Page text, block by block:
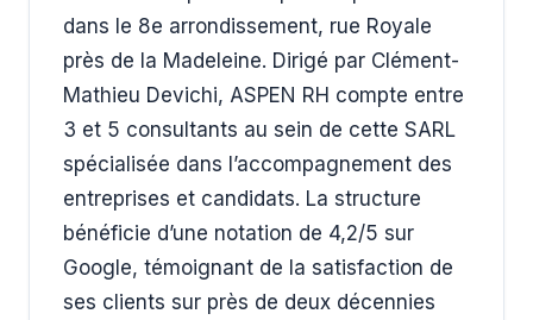
dans le 8e arrondissement, rue Royale
près de la Madeleine. Dirigé par Clément-
Mathieu Devichi, ASPEN RH compte entre
3 et 5 consultants au sein de cette SARL
spécialisée dans l’accompagnement des
entreprises et candidats. La structure
bénéficie d’une notation de 4,2/5 sur
Google, témoignant de la satisfaction de
ses clients sur près de deux décennies